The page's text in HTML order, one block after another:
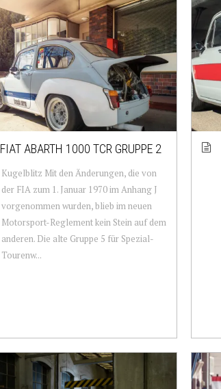
FIAT ABARTH 1000 TCR GRUPPE 2
Kugelblitz Mit den Änderungen, die von
der FIA zum 1. Januar 1970 im Anhang J
vorgenommen wurden, blieb im neuen
Motorsport-Reglement kein Stein auf dem
anderen. Die alte Gruppe 5 für Spezial-
Tourenw...